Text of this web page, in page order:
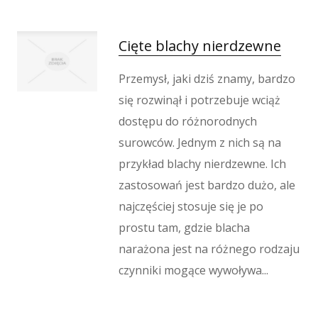
Cięte blachy nierdzewne
Przemysł, jaki dziś znamy, bardzo
się rozwinął i potrzebuje wciąż
dostępu do różnorodnych
surowców. Jednym z nich są na
przykład blachy nierdzewne. Ich
zastosowań jest bardzo dużo, ale
najczęściej stosuje się je po
prostu tam, gdzie blacha
narażona jest na różnego rodzaju
czynniki mogące wywoływa...